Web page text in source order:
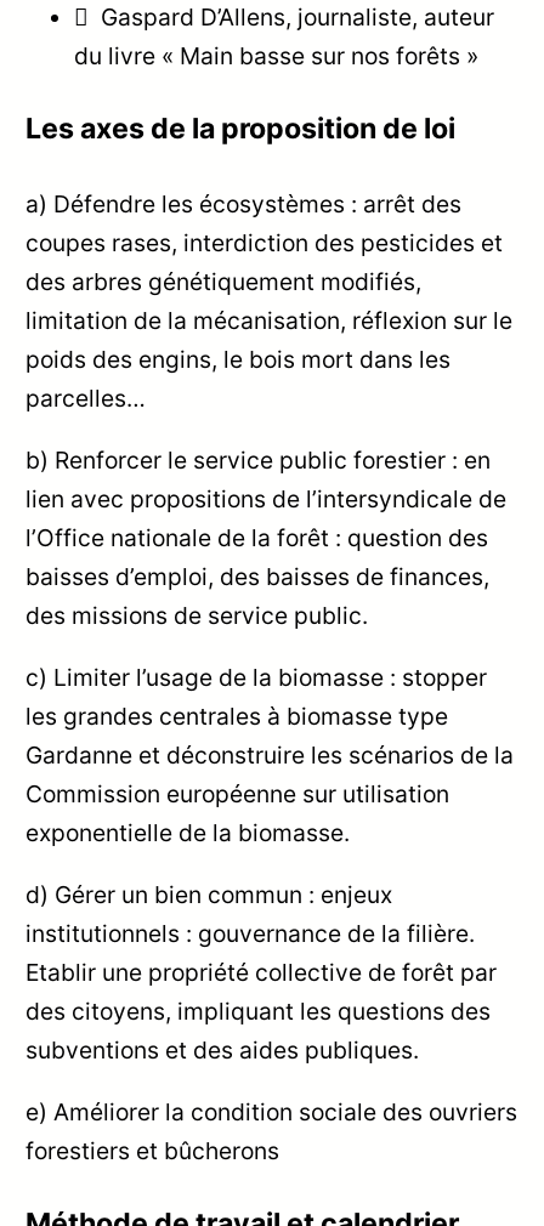
 Gaspard D’Allens, journaliste, auteur
du livre « Main basse sur nos forêts »
Les axes de la proposition de loi
a) Défendre les écosystèmes : arrêt des
coupes rases, interdiction des pesticides et
des arbres génétiquement modifiés,
limitation de la mécanisation, réflexion sur le
poids des engins, le bois mort dans les
parcelles…
b) Renforcer le service public forestier : en
lien avec propositions de l’intersyndicale de
l’Office nationale de la forêt : question des
baisses d’emploi, des baisses de finances,
des missions de service public.
c) Limiter l’usage de la biomasse : stopper
les grandes centrales à biomasse type
Gardanne et déconstruire les scénarios de la
Commission européenne sur utilisation
exponentielle de la biomasse.
d) Gérer un bien commun : enjeux
institutionnels : gouvernance de la filière.
Etablir une propriété collective de forêt par
des citoyens, impliquant les questions des
subventions et des aides publiques.
e) Améliorer la condition sociale des ouvriers
forestiers et bûcherons